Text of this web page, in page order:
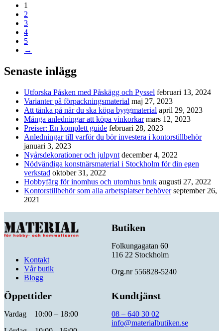
1
2
3
4
5
→
Senaste inlägg
Utforska Påsken med Påskägg och Pyssel februari 13, 2024
Varianter på förpackningsmaterial maj 27, 2023
Att tänka på när du ska köpa byggmaterial april 29, 2023
Många anledningar att köpa vinkorkar mars 12, 2023
Preiser: En komplett guide februari 28, 2023
Anledningar till varför du bör investera i kontorstillbehör
januari 3, 2023
Nyårsdekorationer och julpynt december 4, 2022
Nödvändiga konstnärsmaterial i Stockholm för din egen
verkstad oktober 31, 2022
Hobbyfärg för inomhus och utomhus bruk augusti 27, 2022
Kontorstillbehör som alla arbetsplatser behöver september 26,
2021
Kontakt
Vår butik
Blogg
Butiken
Folkungagatan 60
116 22 Stockholm
Org.nr 556828-5240
Öppettider
Vardag 10:00 – 18:00
Kundtjänst
08 – 640 30 02
info@materialbutiken.se